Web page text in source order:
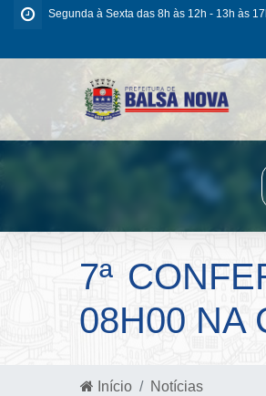
Segunda à Sexta das 8h às 12h - 13h às
7ª
08H00 NA
Início Notícias